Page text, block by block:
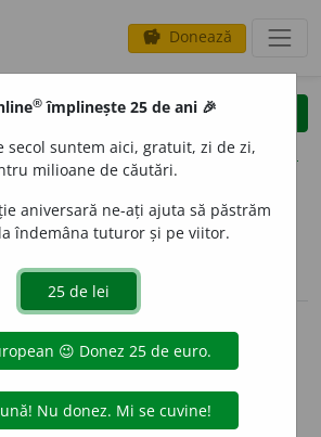
savings Donează
clear
opțiuni
definiții (23)
declinări
definiții sunt compilate de
dexonline. Definițiile
se află pe filadefiniții.
reordona filele pe pagina de
® împlinește 25 de ani 🎉
secol suntem aici, gratuit, zi de zi,
milioane de căutări.
aniversară ne-ați ajuta să păstrăm
îndemâna tuturor și pe viitor.